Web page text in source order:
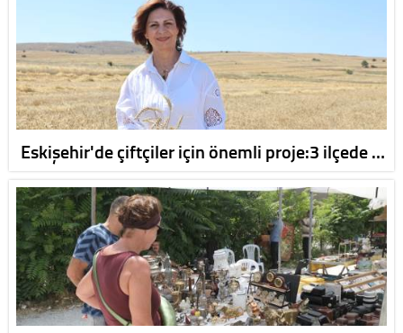
Eskişehir'de çiftçiler için önemli proje:3 ilçede …